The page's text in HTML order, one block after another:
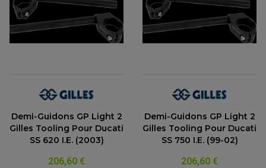
Demi-Guidons GP Light 2
Gilles Tooling Pour Ducati
SS 620 I.E. (2003)
206,60 €
Demi-Guidons GP Light 2
Gilles Tooling Pour Ducati
SS 750 I.E. (99-02)
206,60 €